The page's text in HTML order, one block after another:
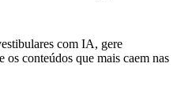
com IA, gere
os conteúdos que mais caem nas